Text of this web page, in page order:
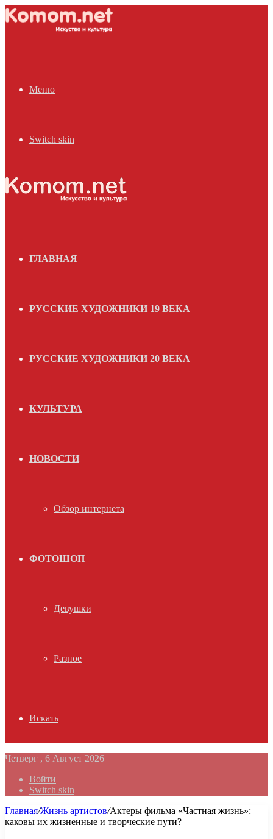
Меню
Switch skin
ГЛАВНАЯ
РУССКИЕ ХУДОЖНИКИ 19 ВЕКА
РУССКИЕ ХУДОЖНИКИ 20 ВЕКА
КУЛЬТУРА
НОВОСТИ
Обзор интернета
ФОТОШОП
Девушки
Разное
Искать
Четверг , 6 Август 2026
Войти
Switch skin
Главная/Жизнь артистов/Актеры фильма «Частная жизнь»:
каковы их жизненные и творческие пути?